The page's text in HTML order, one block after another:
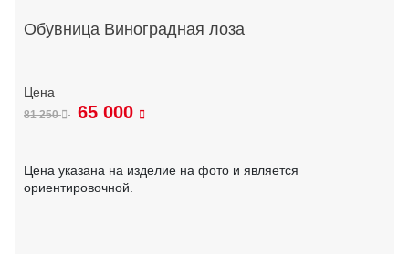
Обувница Виноградная лоза
81 250 65 000
Цена указана на изделие на фото и является
ориентировочной.